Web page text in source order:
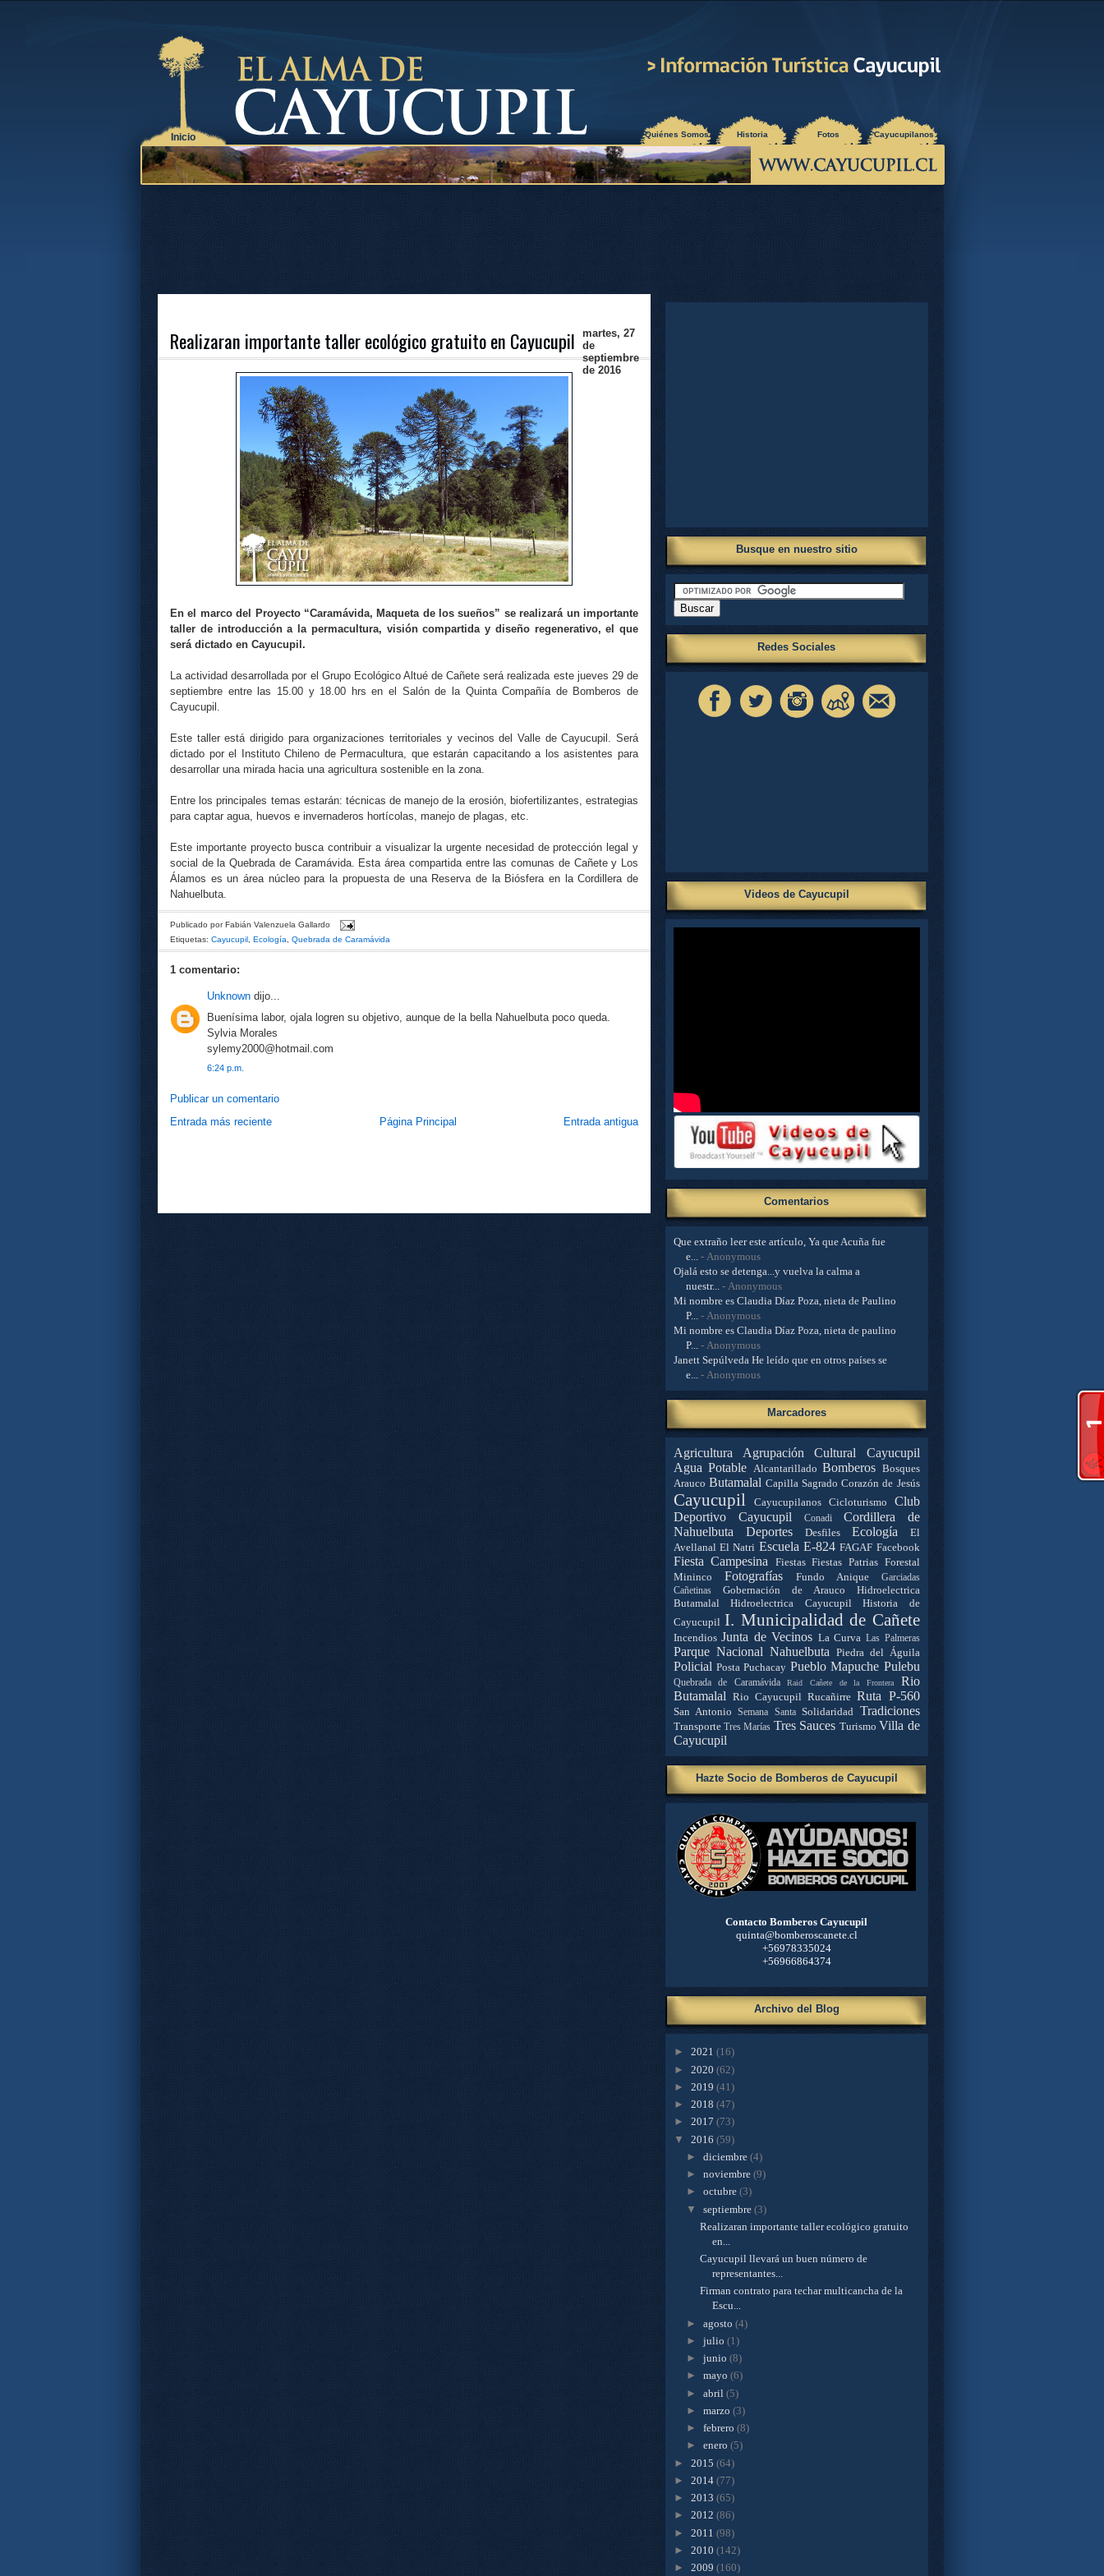
Inicio ¿Quiénes Somos? Historia Fotos Cayucupilanos
martes, 27
de
septiembre
de 2016
Realizaran importante taller ecológico gratuito en Cayucupil
En el marco del Proyecto “Caramávida, Maqueta de los sueños” se realizará un importante
taller de introducción a la permacultura, visión compartida y diseño regenerativo, el que
será dictado en Cayucupil.
La actividad desarrollada por el Grupo Ecológico Altué de Cañete será realizada este jueves 29 de
septiembre entre las 15.00 y 18.00 hrs en el Salón de la Quinta Compañía de Bomberos de
Cayucupil.
Este taller está dirigido para organizaciones territoriales y vecinos del Valle de Cayucupil. Será
dictado por el Instituto Chileno de Permacultura, que estarán capacitando a los asistentes para
desarrollar una mirada hacia una agricultura sostenible en la zona.
Entre los principales temas estarán: técnicas de manejo de la erosión, biofertilizantes, estrategias
para captar agua, huevos e invernaderos hortícolas, manejo de plagas, etc.
Este importante proyecto busca contribuir a visualizar la urgente necesidad de protección legal y
social de la Quebrada de Caramávida. Esta área compartida entre las comunas de Cañete y Los
Álamos es un área núcleo para la propuesta de una Reserva de la Biósfera en la Cordillera de
Nahuelbuta.
Publicado por Fabián Valenzuela Gallardo
Etiquetas: Cayucupil , Ecología, Quebrada de Caramávida
1 comentario:
Unknown dijo...
Buenísima labor, ojala logren su objetivo, aunque de la bella Nahuelbuta poco queda.
Sylvia Morales
sylemy2000@hotmail.com
6:24 p.m.
Publicar un comentario
Entrada más reciente
Entrada antigua
Página Principal
Busque en nuestro sitio
Redes Sociales
Videos de Cayucupil
Comentarios
Que extraño leer este artículo, Ya que Acuña fue
e...- Anonymous
Ojalá esto se detenga...y vuelva la calma a
nuestr...- Anonymous
Mi nombre es Claudia Díaz Poza, nieta de Paulino
P...- Anonymous
Mi nombre es Claudia Díaz Poza, nieta de paulino
P...- Anonymous
Janett Sepúlveda He leído que en otros países se
e...- Anonymous
Marcadores
Agricultura
Agrupación Cultural Cayucupil
Agua Potable Alcantarillado Bomberos Bosques
Arauco Butamalal Capilla Sagrado Corazón de Jesús
Cayucupil Cayucupilanos Cicloturismo
Club
Deportivo Cayucupil
Conadi
Cordillera de
Nahuelbuta
Deportes Desfiles Ecología
El
Avellanal El Natri Escuela E-824 FAGAF Facebook
Fiesta Campesina Fiestas Fiestas Patrias Forestal
Mininco
Fotografías Fundo Anique
Garciadas
Cañetinas
Gobernación de Arauco
Hidroelectrica
Butamalal
Hidroelectrica Cayucupil
Historia de
Cayucupil I. Municipalidad de Cañete
Incendios Junta de Vecinos La Curva Las Palmeras
Parque Nacional Nahuelbuta Piedra del Águila
Policial Posta Puchacay Pueblo Mapuche Pulebu
Quebrada de Caramávida Raid Cañete de la Frontera
Rio
Butamalal Rio Cayucupil Rucañirre Ruta P-560
San Antonio Semana Santa Solidaridad Tradiciones
Transporte Tres Marías Tres Sauces Turismo Villa de
Cayucupil
Hazte Socio de Bomberos de Cayucupil
Contacto Bomberos Cayucupil
quinta@bomberoscanete.cl
+56978335024
+56966864374
Archivo del Blog
► 2021 (16)
► 2020 (62)
► 2019 (41)
► 2018 (47)
► 2017 (73)
▼ 2016 (59)
►diciembre(4)
►noviembre(9)
►octubre(3)
▼septiembre(3)
Realizaran importante taller ecológico gratuito
en...
Cayucupil llevará un buen número de
representantes...
Firman contrato para techar multicancha de la
Escu...
►agosto(4)
►julio(1)
►junio(8)
►mayo(6)
►abril(5)
►marzo(3)
►febrero(8)
►enero(5)
► 2015 (64)
► 2014 (77)
► 2013 (65)
► 2012 (86)
► 2011 (98)
► 2010 (142)
► 2009 (160)